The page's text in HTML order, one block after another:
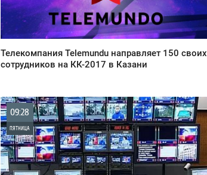
807
Телекомпания Telemundu направляет 150 своих
сотрудников на КК-2017 в Казани
09:28
ПЯТНИЦА
0